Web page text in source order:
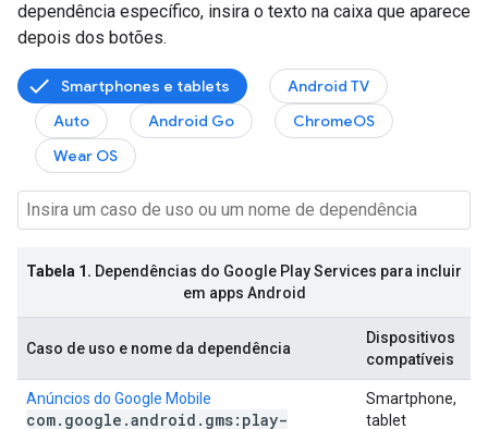
dependência específico, insira o texto na caixa que aparece
depois dos botões.
Smartphones e tablets
Android TV
Auto
Android Go
ChromeOS
Wear OS
Tabela 1. Dependências do Google Play Services para incluir
em apps Android
Caso de uso e nome da dependência
Dispositivos
compatíveis
Anúncios do Google Mobile
com. google .android . gms:play-
Smartphone,
tablet